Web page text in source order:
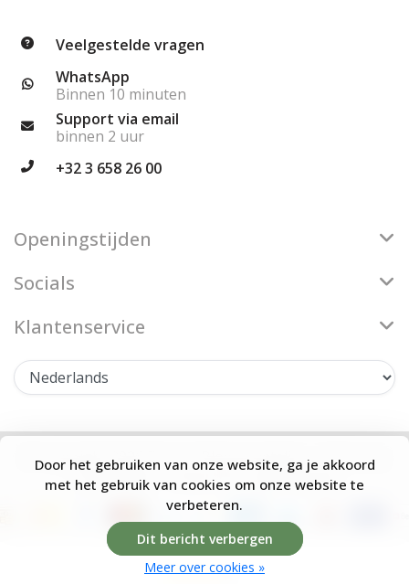
Door het gebruiken van onze website, ga je akkoord
met het gebruik van cookies om onze website te
verbeteren.
Dit bericht verbergen
Meer over cookies »
Veelgestelde vragen
WhatsApp
Binnen 10 minuten
Support via email
binnen 2 uur
+32 3 658 26 00
Openingstijden
Socials
Klantenservice
© Copyright 2026 Firenze Bloemenatelier - Theme by
Frontlabel - Powered by Lightspeed